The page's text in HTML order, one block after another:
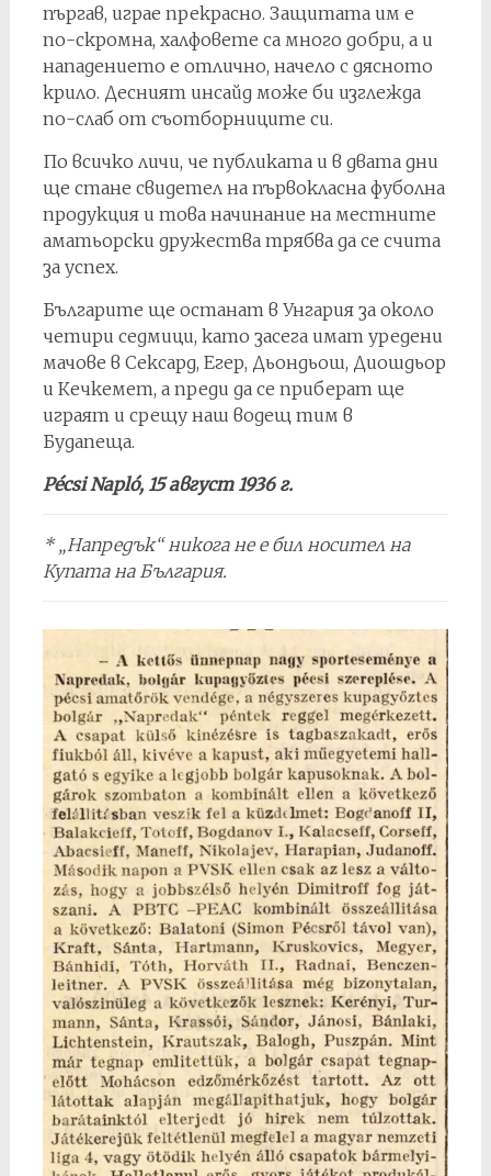
пъргав, играе прекрасно. Защитата им е
по-скромна, халфовете са много добри, а и
нападението е отлично, начело с дясното
крило. Десният инсайд може би изглежда
по-слаб от съотборниците си.
По всичко личи, че публиката и в двата дни
ще стане свидетел на първокласна фуболна
продукция и това начинание на местните
аматьорски дружества трябва да се счита
за успех.
Българите ще останат в Унгария за около
четири седмици, като засега имат уредени
мачове в Сексард, Егер, Дьондьош, Диошдьор
и Кечкемет, а преди да се приберат ще
играят и срещу наш водещ тим в
Будапеща.
Pécsi Napló, 15 август 1936 г.
* „Напредък“ никога не е бил носител на
Купата на България.